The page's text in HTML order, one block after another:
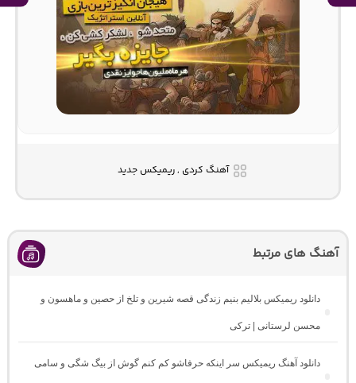
آهنگ کردی , ریمیکس جدید
آهنگ های مرتبط
دانلود ریمیکس بلالیم بنیم زندگی قصه شیرین و تلخ از حصین و ماهسون و
محسن لرستانی | ترکی
دانلود آهنگ ریمیکس سر اینکه حرفاشو کم کنم گوش از بیگ شگی و سامی